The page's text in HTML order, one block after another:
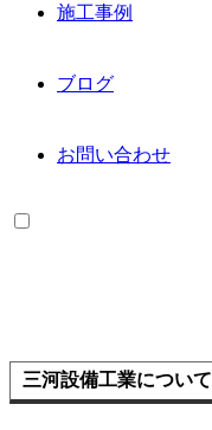
施工事例
ブログ
お問い合わせ
三河設備工業について